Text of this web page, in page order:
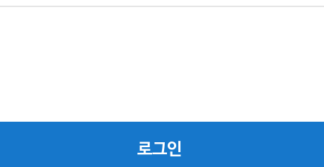
로그인